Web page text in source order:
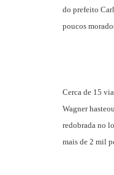
do prefeito
poucos
Cerca de 15
Wagner
redobrada no
mais de 2 mil